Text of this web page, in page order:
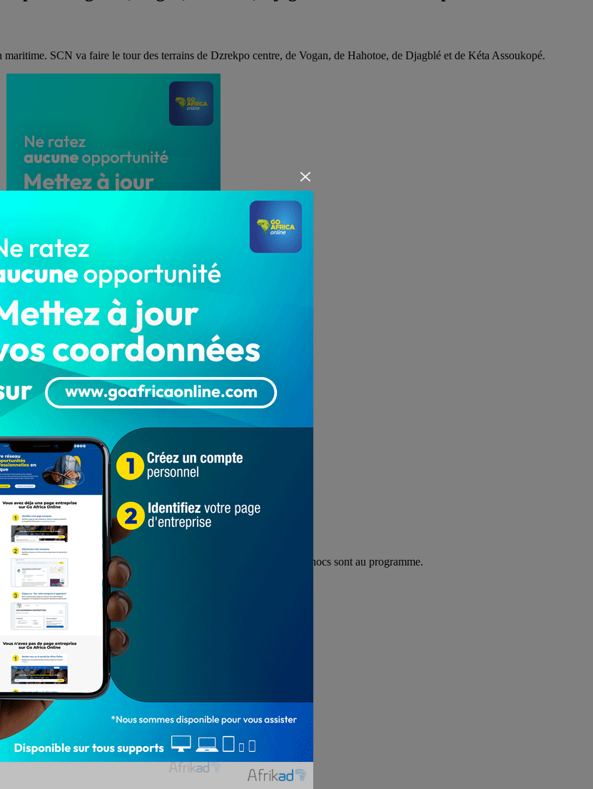
SCN va faire le tour des terrains de Dzrekpo centre, de Vogan, de Hahotoe, de Djagblé et de Kéta Assoukopé.
sur le terrain du lycée de Dzrekpo. Ce week-end deux gros chocs sont au programme.